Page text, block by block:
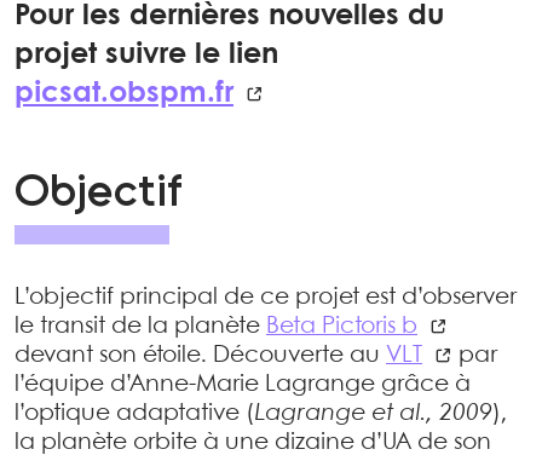
Pour les dernières nouvelles du
projet suivre le lien
picsat.obspm.fr
Objectif
L’objectif principal de ce projet est d’observer
le transit de la planète Beta Pictoris b
devant son étoile. Découverte au VLT
par
l’équipe d’Anne-Marie Lagrange grâce à
l’optique adaptative (Lagrange et al., 2009),
la planète orbite à une dizaine d’UA de son